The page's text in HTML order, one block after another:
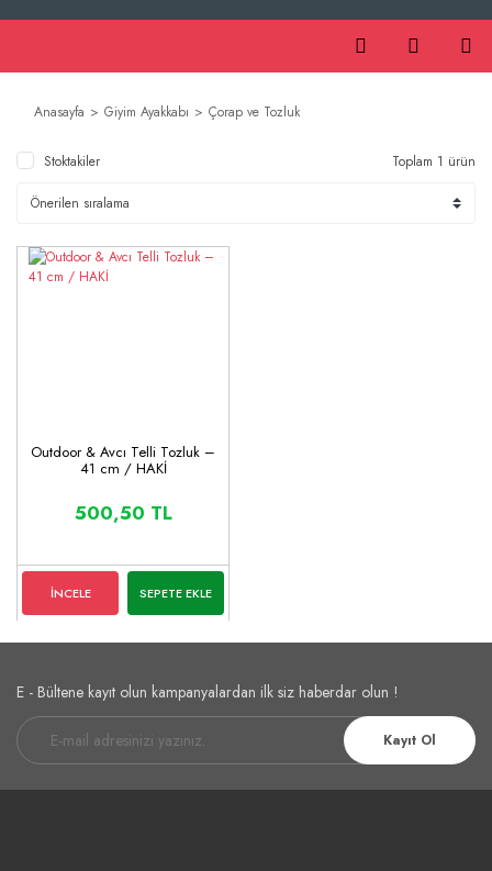
Anasayfa Giyim Ayakkabı Çorap ve Tozluk
Stoktakiler Toplam 1 ürün
Outdoor & Avcı Telli Tozluk –
41 cm / HAKİ
500,50 TL
İNCELE SEPETE EKLE
E - Bültene kayıt olun kampanyalardan ilk siz haberdar olun !
Kayıt Ol